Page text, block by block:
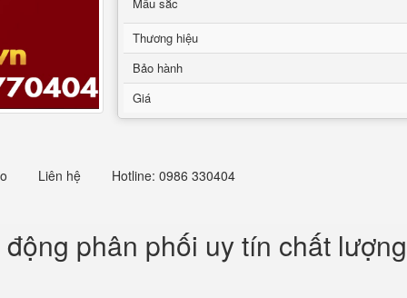
Thương hiệu
Bảo hành
Giá
Liên hệ Hotline: 0986 330404
phân phối uy tín chất